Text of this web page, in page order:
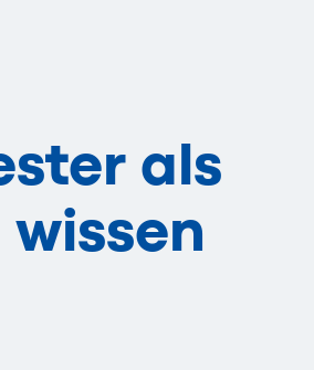
als
wissen